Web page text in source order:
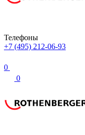
Телефоны
+7 (495) 212-06-93
0
0